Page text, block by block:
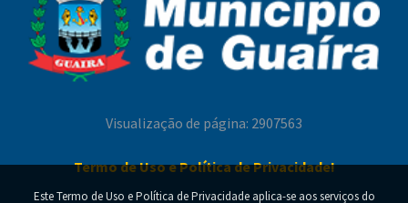
Visualização de página: 2907563
Termo de Uso e Política de Privacidade!
Este Termo de Uso e Política de Privacidade aplica-se aos serviços do